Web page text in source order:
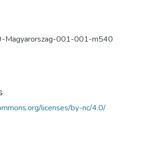
001-001-m540
licenses/by-nc/4.0/